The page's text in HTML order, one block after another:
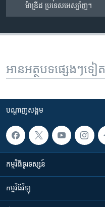
ម៉ាឌ្រីដ ប្រទេស​អេស្ប៉ាញ។
អានអត្ថបទផ្សេងៗទៀត
បណ្តាញ​សង្គម
កម្មវិធី​ទូរទស្សន៍
កម្មវិធី​វិទ្យុ